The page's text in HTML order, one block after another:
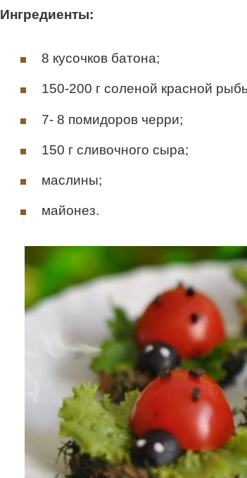
Ингредиенты:
8 кусочков батона;
150-200 г соленой красной
7- 8 помидоров черри;
150 г сливочного сыра;
маслины;
майонез.